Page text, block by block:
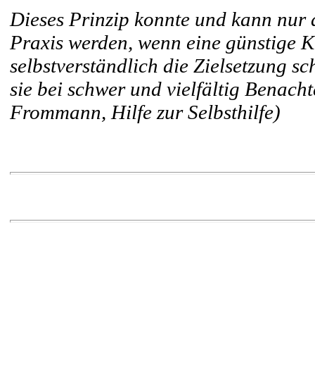
Dieses Prinzip konnte und kann
Praxis werden, wenn eine günstige
selbstverständlich die Zielsetzung
sie bei schwer und vielfältig
Frommann, Hilfe zur Selbsthilfe)